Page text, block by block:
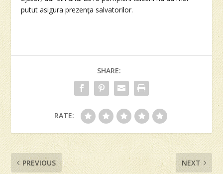
putut asigura prezenţa salvatorilor.
SHARE:
RATE:
PREVIOUS NEXT